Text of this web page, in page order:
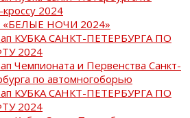
2024
«БЕЛЫЕ НОЧИ 2024»
КУБКА САНКТ-ПЕТЕРБУРГА ПО
2024
Чемпионата и Первенства Санкт-
по автомногоборью
КУБКА САНКТ-ПЕТЕРБУРГА ПО
2024